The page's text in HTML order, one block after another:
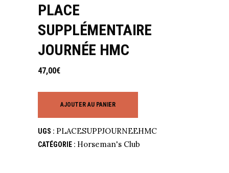
PLACE
SUPPLÉMENTAIRE
JOURNÉE HMC
47,00€
AJOUTER AU PANIER
UGS : PLACESUPPJOURNEEHMC
CATÉGORIE : Horseman's Club